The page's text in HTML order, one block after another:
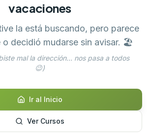
vacaciones
la está buscando, pero parece
o decidió mudarse sin avisar. 🏖️
mal la dirección... nos pasa a todos
😉)
Ir al Inicio
Ver Cursos